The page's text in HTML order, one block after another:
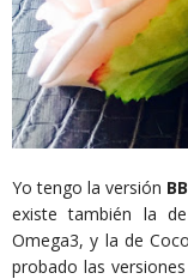
Yo tengo la versión
existe también la
Omega3, y la de
probado las